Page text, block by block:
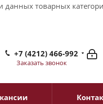
данных товарных
+7 (4212) 466-992
Заказать звонок